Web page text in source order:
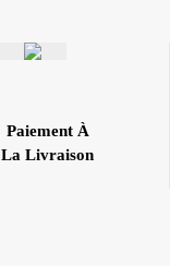
Paiement À
La Livraison